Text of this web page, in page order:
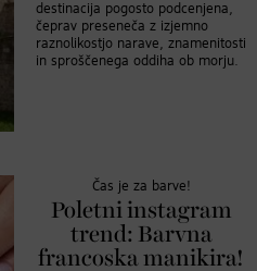
destinacija pogosto podcenjena,
čeprav preseneča z izjemno
raznolikostjo narave, znamenitosti
in sproščenega oddiha ob morju.
Čas je za barve!
Poletni instagram
trend: Barvna
francoska manikira!